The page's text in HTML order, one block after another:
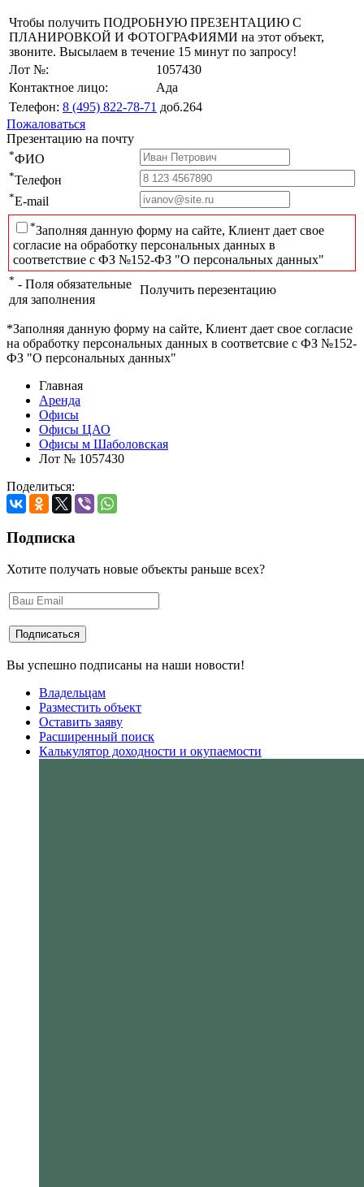
Чтобы получить ПОДРОБНУЮ ПРЕЗЕНТАЦИЮ С
ПЛАНИРОВКОЙ И ФОТОГРАФИЯМИ на этот объект,
звоните. Высылаем в течение 15 минут по запросу!
Лот №:
1057430
Контактное лицо:
Ада
Телефон: 8 (495) 822-78-71 доб.264
Пожаловаться
Презентацию на почту
*ФИО
*Телефон
*E-mail
*Заполняя данную форму на сайте, Клиент дает свое
согласие на обработку персональных данных в
соответствие с ФЗ №152-ФЗ "О персональных данных"
* - Поля обязательные
для заполнения
Получить перезентацию
*Заполняя данную форму на сайте, Клиент дает свое согласие
на обработку персональных данных в соответсвие с ФЗ №152-
ФЗ "О персональных данных"
Главная
Аренда
Офисы
Офисы ЦАО
Офисы м Шаболовская
Лот № 1057430
Поделиться:
Подписка
Хотите получать новые объекты раньше всех?
Вы успешно подписаны на наши новости!
Владельцам
Разместить объект
Оставить заяву
Расширенный поиск
Калькулятор доходности и окупаемости